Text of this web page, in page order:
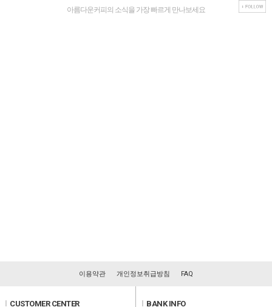
아름다운커피의 소식을 가장 빠르게 만나보세요
이용약관 개인정보취급방침 FAQ
CUSTOMER CENTER BANK INFO